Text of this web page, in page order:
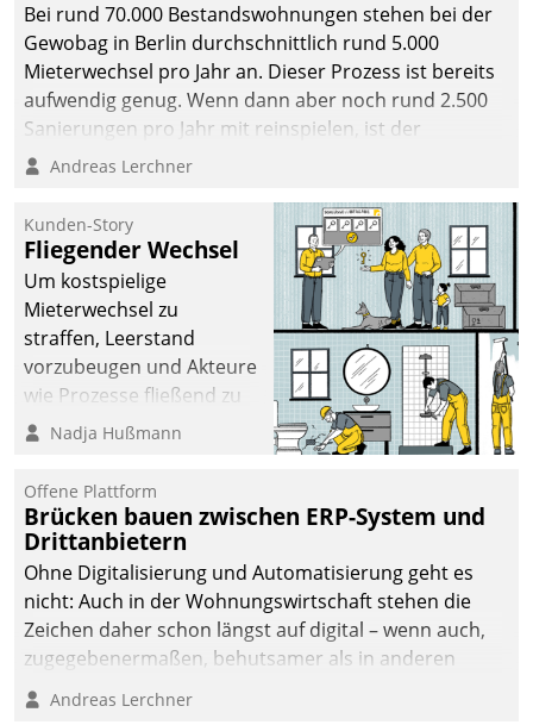
Bei rund 70.000 Bestandswohnungen stehen bei der
Gewobag in Berlin durchschnittlich rund 5.000
Mieterwechsel pro Jahr an. Dieser Prozess ist bereits
aufwendig genug. Wenn dann aber noch rund 2.500
Sanierungen pro Jahr mit reinspielen, ist der
Betreuungs- und Organisationsaufwand immens. Im
kommunale Wohnungsbauunternehmen daher
gemeinsam mit der Berliner Datatrain GmbH den
Teilprozess der Objektsanierung digitalisiert.
Andreas Lerchner
Kunden-Story
Fliegender Wechsel
Um kostspielige
Mieterwechsel zu
straffen, Leerstand
vorzubeugen und Akteure
wie Prozesse fließend zu
vernetzen, nutzt die
Jahresbeginn eine
Überblick, Einsicht und
Eingriff bietende Lösung.
Zur Entwicklung setzte
man auf
Cloudtechnologie,
bewährte und Startup-
agile Projektmethoden.
Nadja Hußmann
Offene Plattform
Brücken bauen zwischen ERP-System und
Drittanbietern
Ohne Digitalisierung und Automatisierung geht es
nicht: Auch in der Wohnungswirtschaft stehen die
Zeichen daher schon längst auf digital – wenn auch,
zugegebenermaßen, behutsamer als in anderen
Branchen.
Andreas Lerchner